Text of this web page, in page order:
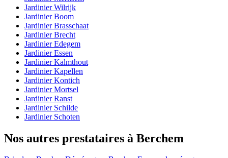
Jardinier Wilrijk
Jardinier Boom
Jardinier Brasschaat
Jardinier Brecht
Jardinier Edegem
Jardinier Essen
Jardinier Kalmthout
Jardinier Kapellen
Jardinier Kontich
Jardinier Mortsel
Jardinier Ranst
Jardinier Schilde
Jardinier Schoten
Nos autres prestataires à Berchem